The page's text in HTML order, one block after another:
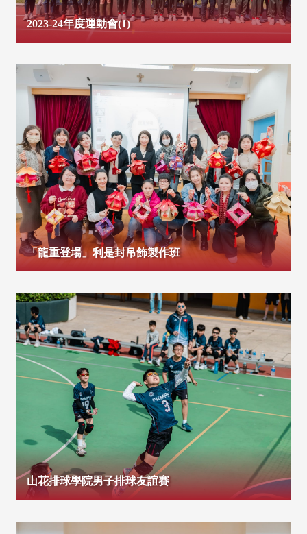
2023-24年度運動會(1)
「龍重登場」利是封吊飾製作班
山花排球學院男子排球友誼賽